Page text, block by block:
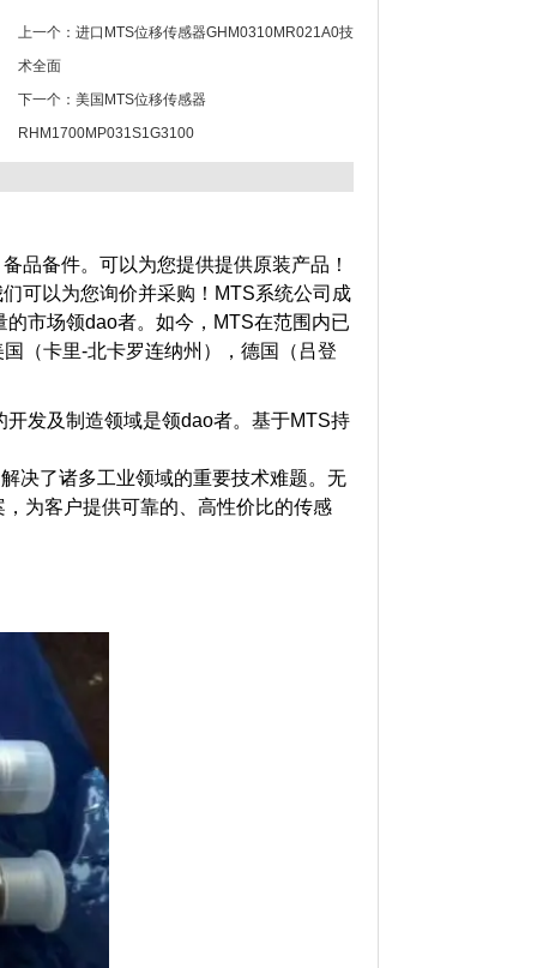
上一个： 进口MTS位移传感器GHM0310MR021A0技
术全面
下一个： 美国MTS位移传感器
RHM1700MP031S1G3100
品备件。可以为您提供提供原装产品！
可以为您询价并采购！ MTS系统公司成
市场领dao者。如今，MTS在范围内已
（卡里-北卡罗连纳州），德国（吕登
发及制造领域是领dao者。基于MTS持
决了诸多工业领域的重要技术难题。无
为客户提供可靠的、高性价比的传感